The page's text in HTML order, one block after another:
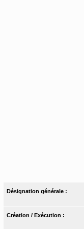
Désignation générale :
Création / Exécution :